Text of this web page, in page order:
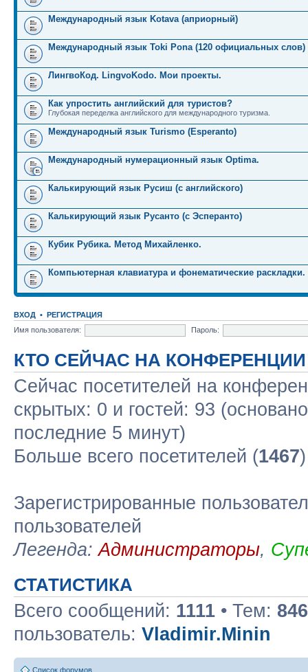
Международный язык Kotava (априорный)
Международный язык Toki Pona (120 официальных слов)
ЛингвоКод. LingvoKodo. Мои проекты.
Как упростить английский для туристов?
Глубокая переделка английского для международного туризма.
Международный язык Turismo (Esperanto)
Международный нумерационный язык Optima.
Калькирующий язык Русиш (с английского)
Калькирующий язык Русанто (с Эсперанто)
Кубик Рубика. Метод Михайленко.
Компьютерная клавиатура и фонематические раскладки.
ВХОД • РЕГИСТРАЦИЯ
Имя пользователя:
Пароль:
КТО СЕЙЧАС НА КОНФЕРЕНЦИИ
Сейчас посетителей на
скрытых: 0 и гостей: 93
последние 5 минут)
Больше всего посетителей (1467
Зарегистрированные
пользователей
Легенда:Администраторы,
СТАТИСТИКА
Всего сообщений: 1111 • Тем: 846
пользователь: Vladimir.Minin
Список форумов